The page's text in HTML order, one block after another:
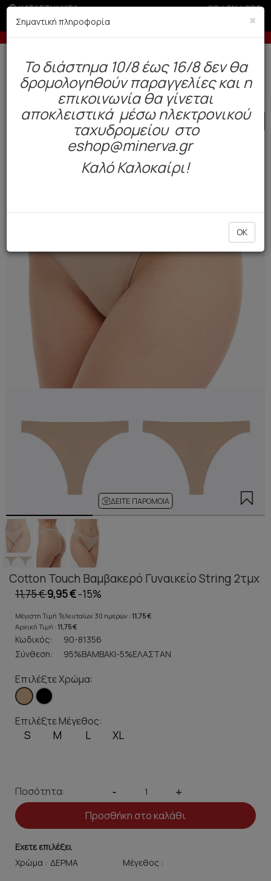
ΚΑΤΑΣΤΗΜΑΤΑ GR|EN|SRB
άνω των 50€ -5% σε παραγγελίες άνω των 200€
Δωρεάν αποστολή άνω των 49€. Παράδοση σε 3-5 εργάσιμες.
Γυναίκα Εσώρουχα Everyday Σλιπ
SALE
ΔΕΊΤΕ ΠΑΡΌΜΟΙΑ
Cotton Touch Βαμβακερό Γυναικείο String 2τμχ
11,75 €9,95 €-15%
Μέγιστη Τιμή Τελευταίων 30 ημερών : 11,75 €
Αρχική Τιμή : 11,75 €
Κωδικός:
90-81356
Σύνθεση:
95%ΒΑΜΒΑΚΙ-5%ΕΛΑΣΤΑΝ
Επιλέξτε Χρώμα:
Επιλέξτε Μέγεθος:
S M L XL
Ποσότητα: - +
Προσθήκη στο καλάθι
Εχετε επιλέξει
Χρώμα :
Μέγεθος :
×
Σημαντική πληροφορία
To διάστημα 10/8 έως 16/8 δεν θα
δρομολογηθούν παραγγελίες και η
επικοινωνία θα γίνεται
αποκλειστικά μέσω ηλεκτρονικού
ταχυδρομείου στο
eshop@minerva.gr
Καλό Καλοκαίρι!
OK